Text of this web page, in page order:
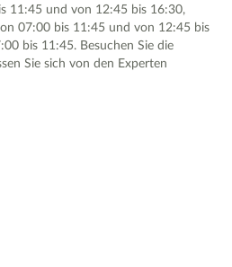
11:45 und von 12:45 bis 16:30,
07:00 bis 11:45 und von 12:45 bis
bis 11:45. Besuchen Sie die
Sie sich von den Experten